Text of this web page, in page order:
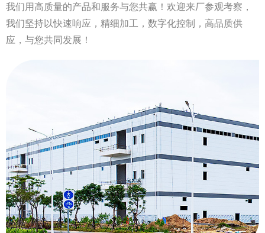
我们用高质量的产品和服务与您共赢！欢迎来厂参观考察，
我们坚持以快速响应，精细加工，数字化控制，高品质供
应，与您共同发展！